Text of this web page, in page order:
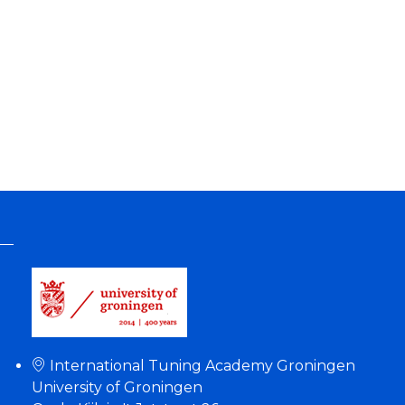
International Tuning Academy Groningen
University of Groningen